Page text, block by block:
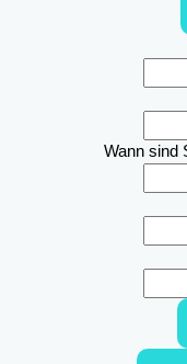
Wann sind